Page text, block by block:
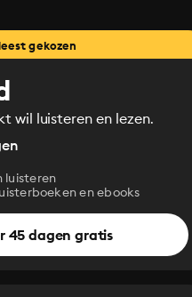
gekozen
wil luisteren en lezen.
luisteren
en ebooks
45 dagen gratis